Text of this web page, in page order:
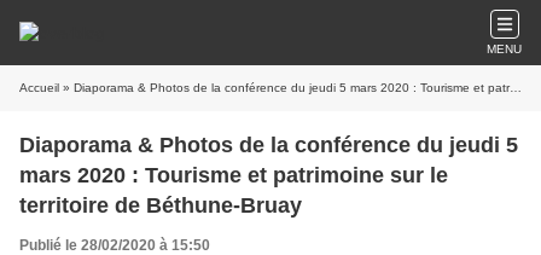
MENU
Accueil » Diaporama & Photos de la conférence du jeudi 5 mars 2020 : Tourisme et patrimoine sur le territoire de Béthune-Bruay
Diaporama & Photos de la conférence du jeudi 5
mars 2020 : Tourisme et patrimoine sur le
territoire de Béthune-Bruay
Publié le 28/02/2020 à 15:50